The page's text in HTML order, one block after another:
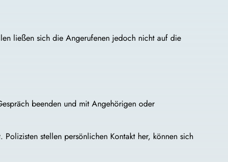
ließen sich die Angerufenen jedoch nicht auf die
beenden und mit Angehörigen oder
stellen persönlichen Kontakt her, können sich